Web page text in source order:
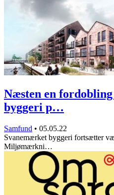
Næsten en
byggeri p…
Samfund • 05.05.22
Svanemærket byggeri fortsætter
Miljømærkni…